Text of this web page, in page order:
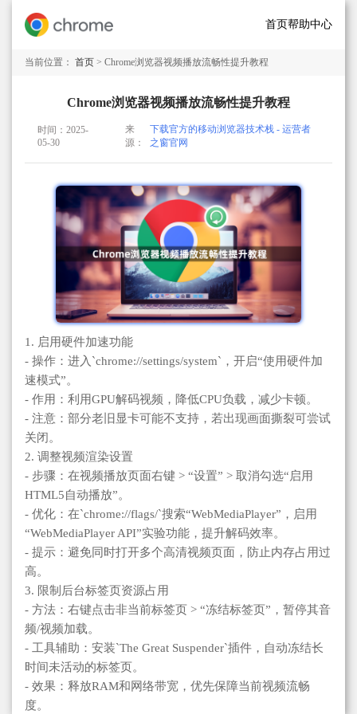
首页帮助中心
当前位置： 首页 > Chrome浏览器视频播放流畅性提升教程
Chrome浏览器视频播放流畅性提升教程
时间：2025-
05-30
来
源：
下载官方的移动浏览器技术栈 - 运营者
之窗官网
1. 启用硬件加速功能
- 操作：进入`chrome://settings/system`，开启“使用硬件加
速模式”。
- 作用：利用GPU解码视频，降低CPU负载，减少卡顿。
- 注意：部分老旧显卡可能不支持，若出现画面撕裂可尝试
关闭。
2. 调整视频渲染设置
- 步骤：在视频播放页面右键 > “设置” > 取消勾选“启用
HTML5自动播放”。
- 优化：在`chrome://flags/`搜索“WebMediaPlayer”，启用
“WebMediaPlayer API”实验功能，提升解码效率。
- 提示：避免同时打开多个高清视频页面，防止内存占用过
高。
3. 限制后台标签页资源占用
- 方法：右键点击非当前标签页 > “冻结标签页”，暂停其音
频/视频加载。
- 工具辅助：安装`The Great Suspender`插件，自动冻结长
时间未活动的标签页。
- 效果：释放RAM和网络带宽，优先保障当前视频流畅
度。